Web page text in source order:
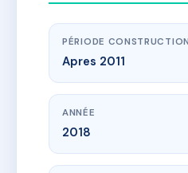
PÉRIODE CONSTRUCTION
Apres 2011
ANNÉE
2018